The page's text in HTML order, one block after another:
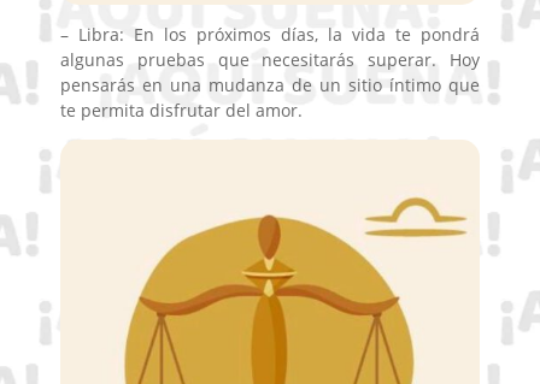
– Libra: En los próximos días, la vida te pondrá
algunas pruebas que necesitarás superar. Hoy
pensarás en una mudanza de un sitio íntimo que
te permita disfrutar del amor.